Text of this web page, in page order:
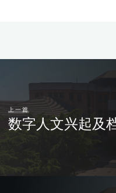
上一篇
数字人文兴起及